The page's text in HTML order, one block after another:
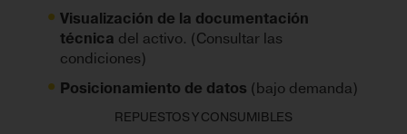
Visualización de la documentación
técnica del activo. (Consultar las
condiciones)
Posicionamiento de datos (bajo demanda)
REPUESTOS Y CONSUMIBLES